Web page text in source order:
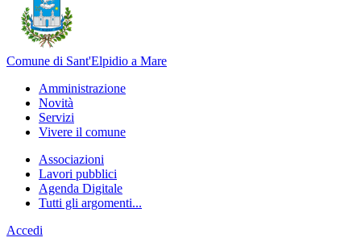
Comune di Sant'Elpidio a Mare
Amministrazione
Novità
Servizi
Vivere il comune
Associazioni
Lavori pubblici
Agenda Digitale
Tutti gli argomenti...
Accedi